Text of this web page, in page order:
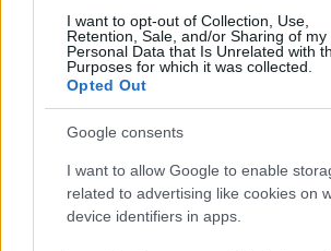
I want to opt-out of Collection, Use,
Retention, Sale, and/or Sharing of my
Personal Data that Is Unrelated with
Purposes for which it was collected.
Opted Out
Google consents
I want to allow Google to enable
related to advertising like cookies on
device identifiers in apps.